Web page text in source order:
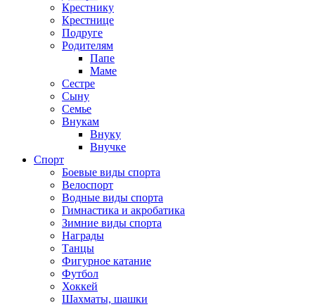
Крестнику
Крестнице
Подруге
Родителям
Папе
Маме
Сестре
Сыну
Семье
Внукам
Внуку
Внучке
Спорт
Боевые виды спорта
Велоспорт
Водные виды спорта
Гимнастика и акробатика
Зимние виды спорта
Награды
Танцы
Фигурное катание
Футбол
Хоккей
Шахматы, шашки